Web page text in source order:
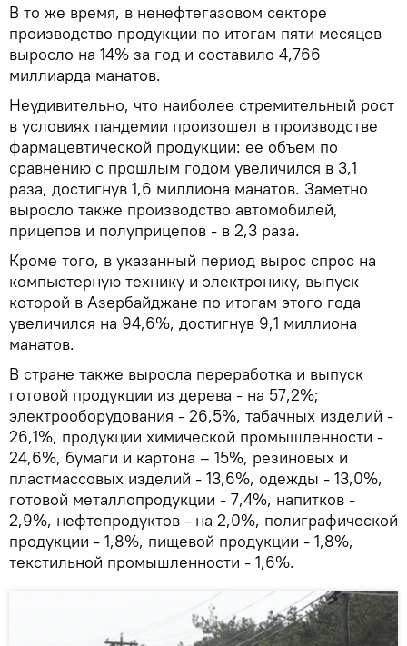
В то же время, в ненефтегазовом секторе
производство продукции по итогам пяти месяцев
выросло на 14% за год и составило 4,766
миллиарда манатов.
Неудивительно, что наиболее стремительный рост
в условиях пандемии произошел в производстве
фармацевтической продукции: ее объем по
сравнению с прошлым годом увеличился в 3,1
раза, достигнув 1,6 миллиона манатов. Заметно
выросло также производство автомобилей,
прицепов и полуприцепов - в 2,3 раза.
Кроме того, в указанный период вырос спрос на
компьютерную технику и электронику, выпуск
которой в Азербайджане по итогам этого года
увеличился на 94,6%, достигнув 9,1 миллиона
манатов.
В стране также выросла переработка и выпуск
готовой продукции из дерева - на 57,2%;
электрооборудования - 26,5%, табачных изделий -
26,1%, продукции химической промышленности -
24,6%, бумаги и картона – 15%, резиновых и
пластмассовых изделий - 13,6%, одежды - 13,0%,
готовой металлопродукции - 7,4%, напитков -
2,9%, нефтепродуктов - на 2,0%, полиграфической
продукции - 1,8%, пищевой продукции - 1,8%,
текстильной промышленности - 1,6%.